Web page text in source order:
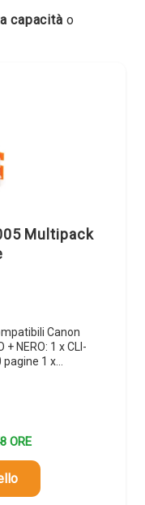
capacità o
Multipack
Canon
+ NERO: 1 x CLI-
pagine 1 x…
ORE